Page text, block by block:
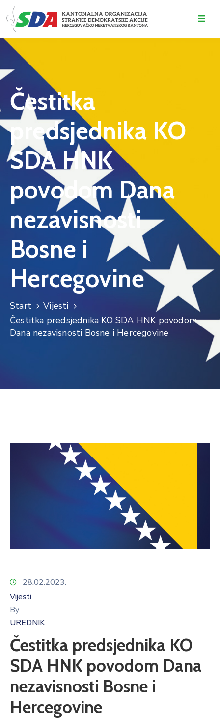
O
NAMA
DOGAĐAJI
VIJESTI
KONTAKT
Čestitka
predsjednika KO
SDA HNK
povodom Dana
nezavisnosti
Bosne i
Hercegovine
Start
Vijesti
Čestitka predsjednika KO SDA HNK povodom
Dana nezavisnosti Bosne i Hercegovine
28.02.2023.
Vijesti
By
UREDNIK
Čestitka predsjednika KO
SDA HNK povodom Dana
nezavisnosti Bosne i
Hercegovine